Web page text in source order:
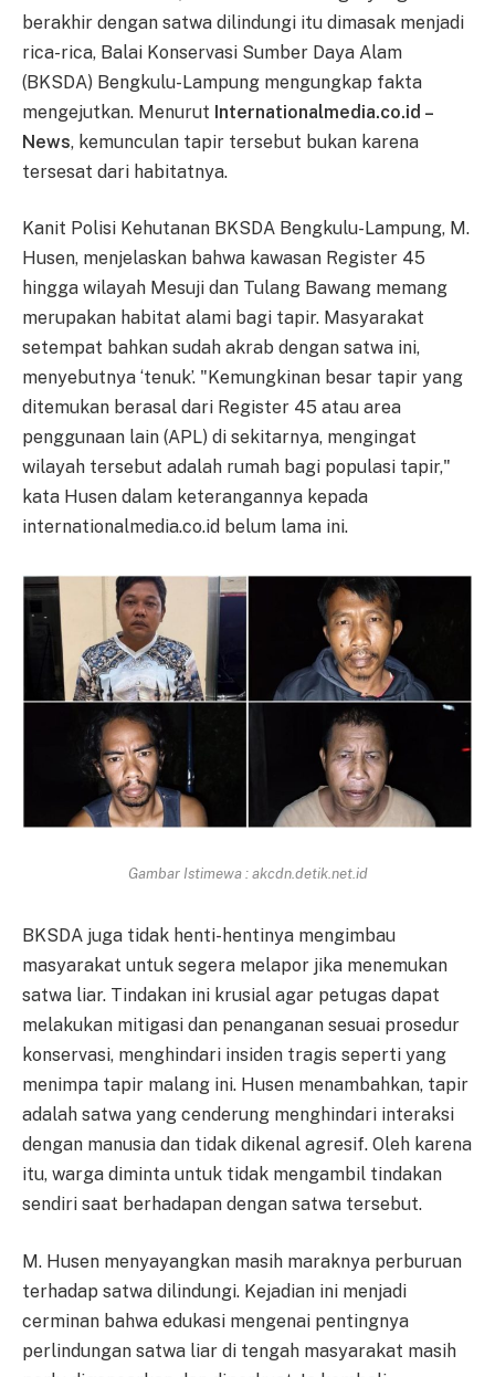
berakhir dengan satwa dilindungi itu dimasak menjadi
rica-rica, Balai Konservasi Sumber Daya Alam
(BKSDA) Bengkulu-Lampung mengungkap fakta
mengejutkan. Menurut Internationalmedia.co.id –
News, kemunculan tapir tersebut bukan karena
tersesat dari habitatnya.
Kanit Polisi Kehutanan BKSDA Bengkulu-Lampung, M.
Husen, menjelaskan bahwa kawasan Register 45
hingga wilayah Mesuji dan Tulang Bawang memang
merupakan habitat alami bagi tapir. Masyarakat
setempat bahkan sudah akrab dengan satwa ini,
menyebutnya ‘tenuk’. "Kemungkinan besar tapir yang
ditemukan berasal dari Register 45 atau area
penggunaan lain (APL) di sekitarnya, mengingat
wilayah tersebut adalah rumah bagi populasi tapir,"
kata Husen dalam keterangannya kepada
internationalmedia.co.id belum lama ini.
Gambar Istimewa : akcdn.detik.net.id
BKSDA juga tidak henti-hentinya mengimbau
masyarakat untuk segera melapor jika menemukan
satwa liar. Tindakan ini krusial agar petugas dapat
melakukan mitigasi dan penanganan sesuai prosedur
konservasi, menghindari insiden tragis seperti yang
menimpa tapir malang ini. Husen menambahkan, tapir
adalah satwa yang cenderung menghindari interaksi
dengan manusia dan tidak dikenal agresif. Oleh karena
itu, warga diminta untuk tidak mengambil tindakan
sendiri saat berhadapan dengan satwa tersebut.
M. Husen menyayangkan masih maraknya perburuan
terhadap satwa dilindungi. Kejadian ini menjadi
cerminan bahwa edukasi mengenai pentingnya
perlindungan satwa liar di tengah masyarakat masih